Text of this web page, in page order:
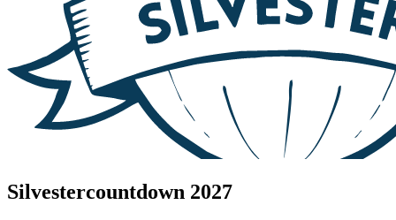
Silvestercountdown 2027